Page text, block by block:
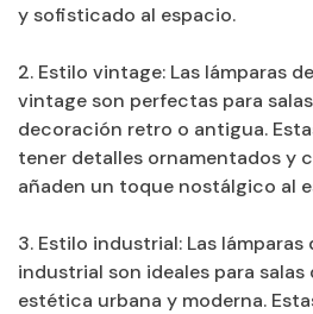
y sofisticado al espacio.
2. Estilo vintage: Las lámparas
vintage son perfectas para
decoración retro o antigua.
tener detalles ornamentados y
añaden un toque nostálgico al
3. Estilo industrial: Las
industrial son ideales para
estética urbana y moderna.